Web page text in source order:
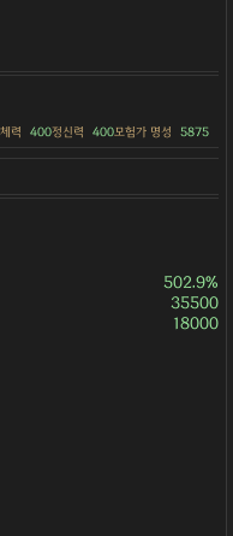
체력 400정신력 400모험가 명성 5875
502.9%
35500
18000